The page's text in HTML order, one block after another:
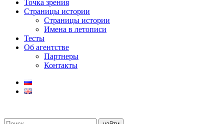
Точка зрения
Страницы истории
Страницы истории
Имена в летописи
Тесты
Об агентстве
Партнеры
Контакты